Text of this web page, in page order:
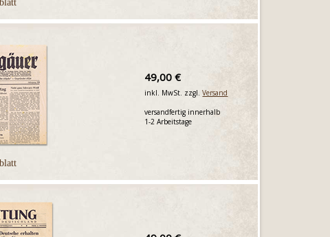
49,00 €
inkl. MwSt. zzgl.Versand
versandfertig innerhalb
1-2 Arbeitstage